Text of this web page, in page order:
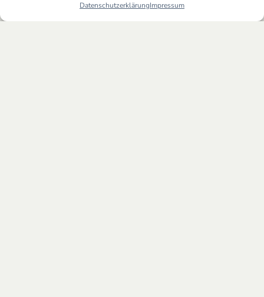
DatenschutzerklärungImpressum